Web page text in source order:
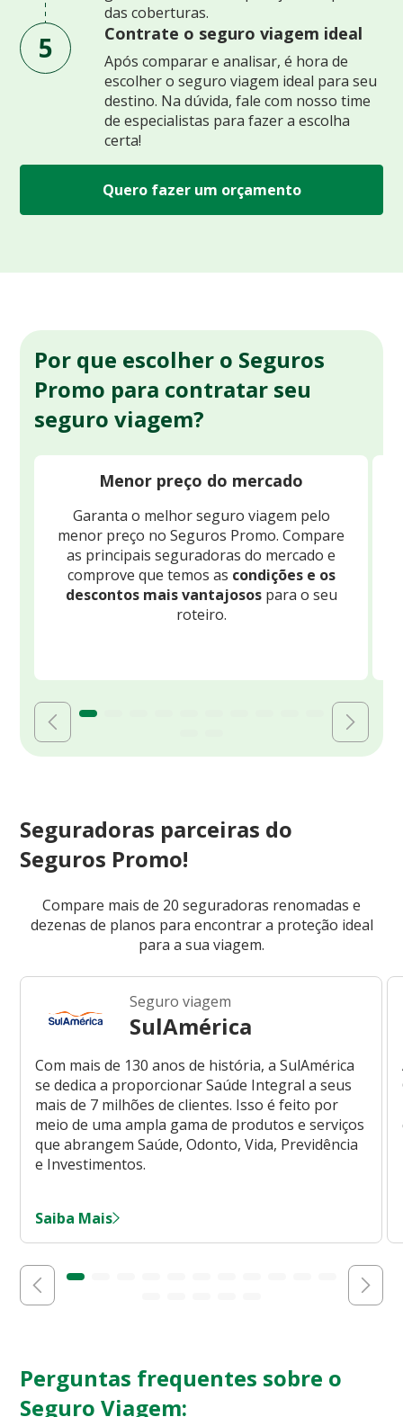
das coberturas.
5 Contrate o seguro viagem ideal
Após comparar e analisar, é hora de
escolher o seguro viagem ideal para seu
destino. Na dúvida, fale com nosso time
de especialistas para fazer a escolha
certa!
Quero fazer um orçamento
Por que escolher o Seguros
Promo para contratar seu
seguro viagem?
Menor preço do mercado
Garanta o melhor seguro viagem pelo
menor preço no Seguros Promo. Compare
as principais seguradoras do mercado e
comprove que temos as condições e os
descontos mais vantajosospara o seu
roteiro.
Seguradoras parceiras do
Seguros Promo!
Compare mais de 20 seguradoras renomadas e
dezenas de planos para encontrar a proteção ideal
para a sua viagem.
Seguro viagem
SulAmérica
Com mais de 130 anos de história, a SulAmérica
se dedica a proporcionar Saúde Integral a seus
mais de 7 milhões de clientes. Isso é feito por
meio de uma ampla gama de produtos e serviços
que abrangem Saúde, Odonto, Vida, Previdência
e Investimentos.
Saiba Mais
Perguntas frequentes sobre o
Seguro Viagem: